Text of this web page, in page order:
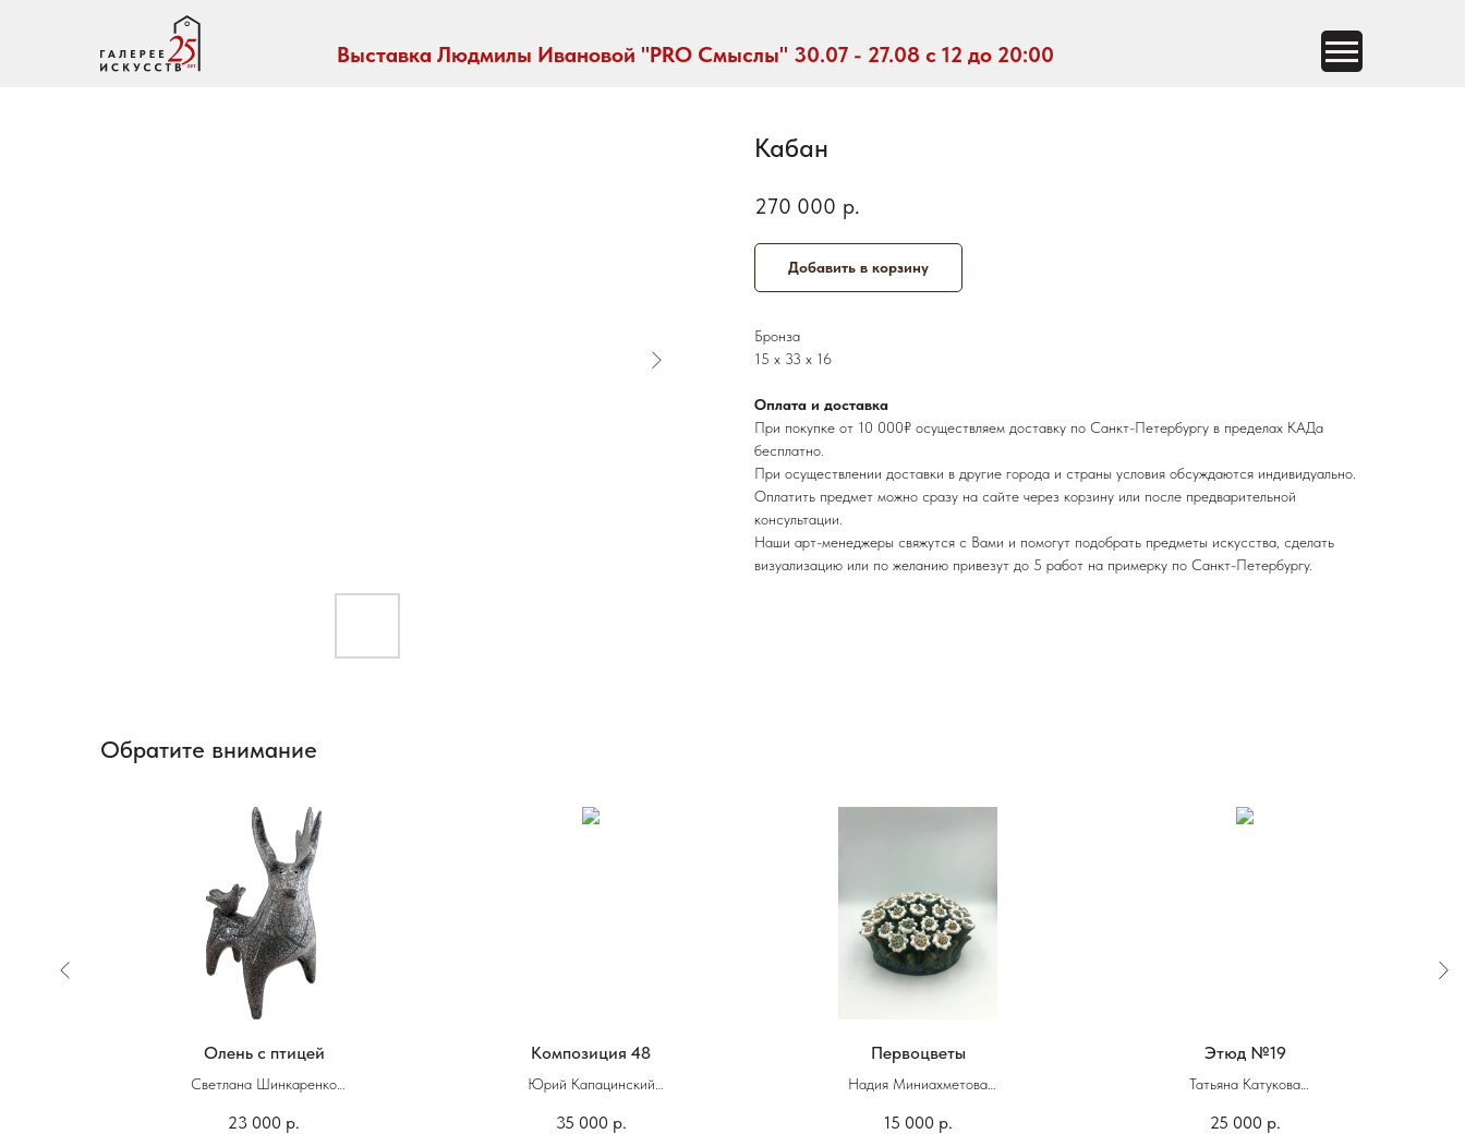
Выставка Людмилы Ивановой "PRO Смыслы" 30.07 - 27.08 с 12 до 20:00
Кабан
270 000 р.
Добавить в корзину
Бронза
15 х 33 х 16
Оплата и доставка
При покупке от 10 000₽ осуществляем доставку по Санкт-Петербургу в пределах КАДа
бесплатно.
При осуществлении доставки в другие города и страны условия обсуждаются индивидуально.
Оплатить предмет можно сразу на сайте через корзину или после предварительной
консультации.
Наши арт-менеджеры свяжутся с Вами и помогут подобрать предметы искусства, сделать
визуализацию или по желанию привезут до 5 работ на примерку по Санкт-Петербургу.
Обратите внимание
Олень с птицей
Светлана Шинкаренко
21 х 11 х 28 см
23 000 р.
Композиция 48
Юрий Капацинский
58 х 81 см
35 000 р.
Первоцветы
Надия Миниахметова
8 х 14 см
15 000 р.
Этюд №19
Татьяна Катукова
50 х 60 см
25 000 р.